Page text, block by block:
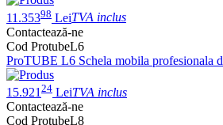
11.35398 LeiTVA inclus
Contactează-ne
Cod ProtubeL6
ProTUBE L6 Schela mobila profesionala
15.921 24 LeiTVA inclus
Contactează-ne
Cod ProtubeL8